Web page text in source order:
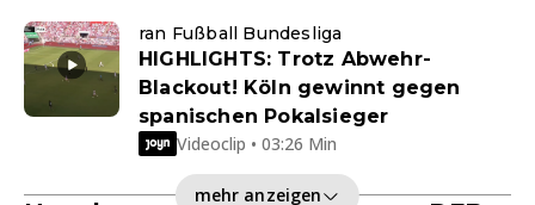
ran Fußball Bundesliga
HIGHLIGHTS: Trotz Abwehr-
Blackout! Köln gewinnt gegen
spanischen Pokalsieger
Videoclip • 03:26 Min
mehr anzeigen